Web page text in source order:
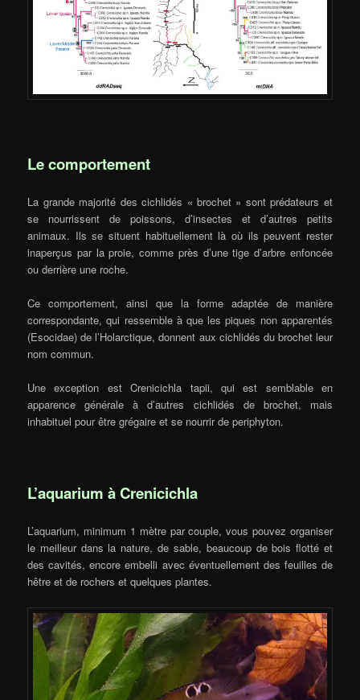
Le comportement
La grande majorité des cichlidés « brochet » sont prédateurs et
se nourrissent de poissons, d’insectes et d’autres petits
animaux. Ils se situent habituellement là où ils peuvent rester
inaperçus par la proie, comme près d’une tige d’arbre enfoncée
ou derrière une roche.
Ce comportement, ainsi que la forme adaptée de manière
correspondante, qui ressemble à que les piques non apparentés
(Esocidae) de l’Holarctique, donnent aux cichlidés du brochet leur
nom commun.
Une exception est Crenicichla tapii, qui est semblable en
apparence générale à d’autres cichlidés de brochet, mais
inhabituel pour être grégaire et se nourrir de periphyton.
L’aquarium à Crenicichla
L’aquarium, minimum 1 mètre par couple, vous pouvez organiser
le meilleur dans la nature, de sable, beaucoup de bois flotté et
des cavités, encore embelli avec éventuellement des feuilles de
hêtre et de rochers et quelques plantes.